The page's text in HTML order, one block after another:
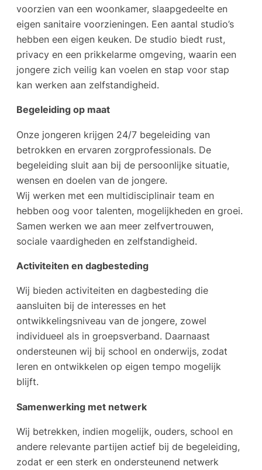
voorzien van een woonkamer, slaapgedeelte en
eigen sanitaire voorzieningen. Een aantal studio’s
hebben een eigen keuken. De studio biedt rust,
privacy en een prikkelarme omgeving, waarin een
jongere zich veilig kan voelen en stap voor stap
kan werken aan zelfstandigheid.
Begeleiding op maat
Onze jongeren krijgen 24/7 begeleiding van
betrokken en ervaren zorgprofessionals. De
begeleiding sluit aan bij de persoonlijke situatie,
wensen en doelen van de jongere.
Wij werken met een multidisciplinair team en
hebben oog voor talenten, mogelijkheden en groei.
Samen werken we aan meer zelfvertrouwen,
sociale vaardigheden en zelfstandigheid.
Activiteiten en dagbesteding
Wij bieden activiteiten en dagbesteding die
aansluiten bij de interesses en het
ontwikkelingsniveau van de jongere, zowel
individueel als in groepsverband. Daarnaast
ondersteunen wij bij school en onderwijs, zodat
leren en ontwikkelen op eigen tempo mogelijk
blijft.
Samenwerking met netwerk
Wij betrekken, indien mogelijk, ouders, school en
andere relevante partijen actief bij de begeleiding,
zodat er een sterk en ondersteunend netwerk